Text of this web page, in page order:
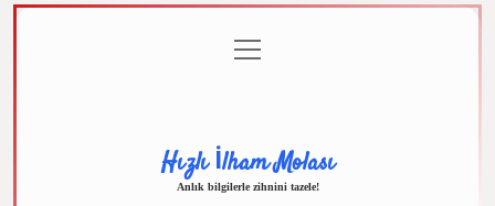
menüyü
aç
Hızlı İlham Molası
Anlık bilgilerle zihnini tazele!